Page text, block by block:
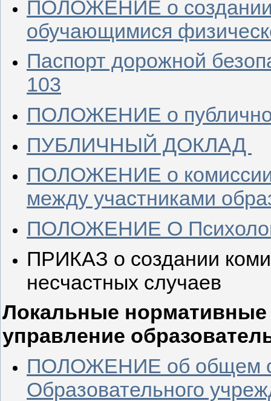
ПОЛОЖЕНИЕ о создании
обучающимися
Паспорт дорожной
103
ПОЛОЖЕНИЕ о
ПУБЛИЧНЫЙ ДОКЛАД
ПОЛОЖЕНИЕ о комиссии
между участниками
ПОЛОЖЕНИЕ О
ПРИКАЗ о создании
несчастных случаев
Локальные
управление
ПОЛОЖЕНИЕ об общем
Образовательного